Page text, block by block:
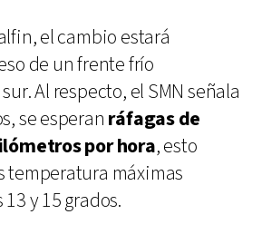
el cambio estará
de un frente frío
Al respecto, el SMN señala
se esperan ráfagas de
por hora, esto
temperatura máximas
y 15 grados.